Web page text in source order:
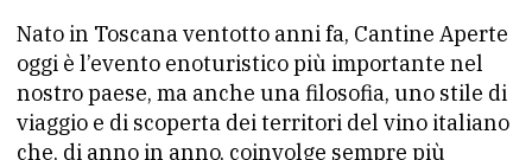
Nato in Toscana ventotto anni fa, Cantine Aperte
oggi è l’evento enoturistico più importante nel
nostro paese, ma anche una filosofia, uno stile di
viaggio e di scoperta dei territori del vino italiano
che, di anno in anno, coinvolge sempre più